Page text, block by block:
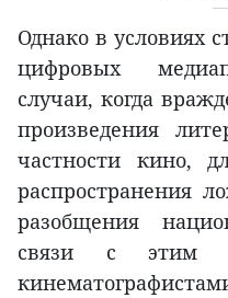
Однако в условиях
цифровых
случаи, когда
произведения
частности кино,
распространения
разобщения
связи с этим